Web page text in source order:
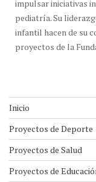
impulsar iniciativas
pediatría. Su
infantil hacen de su
proyectos de la
Inicio
Proyectos de Deporte
Proyectos de Salud
Proyectos de